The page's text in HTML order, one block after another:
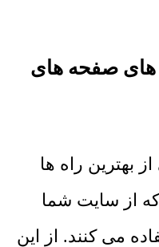
های صفحه های
بهترین راه ها
از سایت شما
می کنند. از این